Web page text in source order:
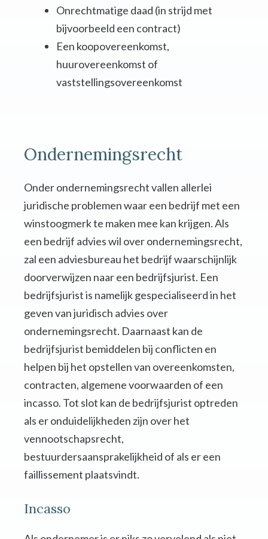
Onrechtmatige daad (in strijd met
bijvoorbeeld een contract)
Een koopovereenkomst,
huurovereenkomst of
vaststellingsovereenkomst
Ondernemingsrecht
Onder ondernemingsrecht vallen allerlei
juridische problemen waar een bedrijf met een
winstoogmerk te maken mee kan krijgen. Als
een bedrijf advies wil over ondernemingsrecht,
zal een adviesbureau het bedrijf waarschijnlijk
doorverwijzen naar een bedrijfsjurist. Een
bedrijfsjurist is namelijk gespecialiseerd in het
geven van juridisch advies over
ondernemingsrecht. Daarnaast kan de
bedrijfsjurist bemiddelen bij conflicten en
helpen bij het opstellen van overeenkomsten,
contracten, algemene voorwaarden of een
incasso. Tot slot kan de bedrijfsjurist optreden
als er onduidelijkheden zijn over het
vennootschapsrecht,
bestuurdersaansprakelijkheid of als er een
faillissement plaatsvindt.
Incasso